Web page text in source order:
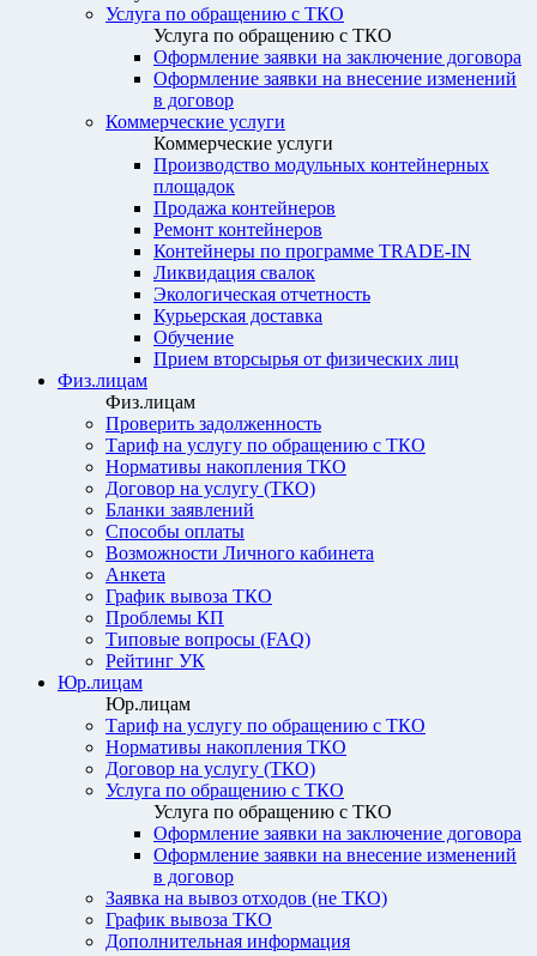
Услуга по обращению с ТКО
Услуга по обращению с ТКО
Оформление заявки на заключение договора
Оформление заявки на внесение изменений
в договор
Коммерческие услуги
Коммерческие услуги
Производство модульных контейнерных
площадок
Продажа контейнеров
Ремонт контейнеров
Контейнеры по программе TRADE-IN
Ликвидация свалок
Экологическая отчетность
Курьерская доставка
Обучение
Прием вторсырья от физических лиц
Физ.лицам
Физ.лицам
Проверить задолженность
Тариф на услугу по обращению с ТКО
Нормативы накопления ТКО
Договор на услугу (ТКО)
Бланки заявлений
Способы оплаты
Возможности Личного кабинета
Анкета
График вывоза ТКО
Проблемы КП
Типовые вопросы (FAQ)
Рейтинг УК
Юр.лицам
Юр.лицам
Тариф на услугу по обращению с ТКО
Нормативы накопления ТКО
Договор на услугу (ТКО)
Услуга по обращению с ТКО
Услуга по обращению с ТКО
Оформление заявки на заключение договора
Оформление заявки на внесение изменений
в договор
Заявка на вывоз отходов (не ТКО)
График вывоза ТКО
Дополнительная информация